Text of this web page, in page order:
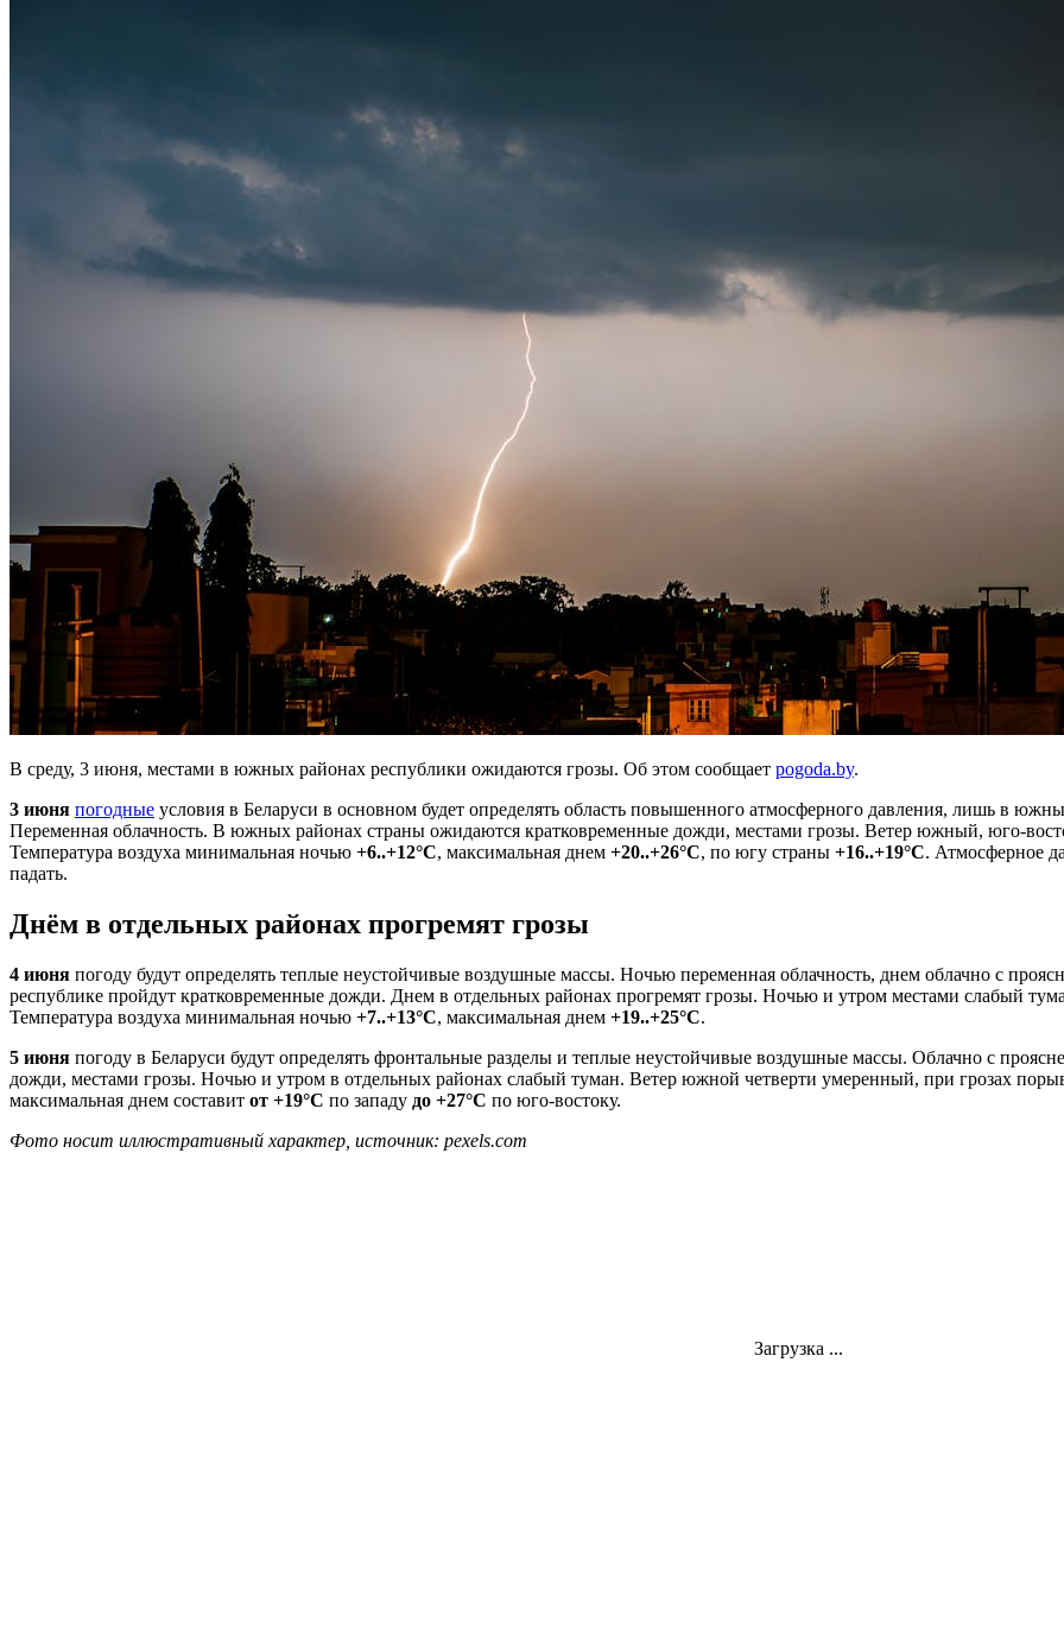
В среду, 3 июня, местами в южных районах республики ожидаются грозы. Об этом сообщает pogoda.by.
3 июня погодные условия в Беларуси в основном будет определять область повышенного атмосферного давления, лишь в
Переменная облачность. В южных районах страны ожидаются кратковременные дожди, местами грозы. Ветер южный, юго-
Температура воздуха минимальная ночью +6..+12°С, максимальная днем +20..+26°С, по югу страны +16..+19°С. Атмосферное
падать.
Днём в отдельных районах прогремят грозы
4 июня погоду будут определять теплые неустойчивые воздушные массы. Ночью переменная облачность, днем облачно с
республике пройдут кратковременные дожди. Днем в отдельных районах прогремят грозы. Ночью и утром местами слабый
Температура воздуха минимальная ночью +7..+13°С, максимальная днем +19..+25°С.
5 июня погоду в Беларуси будут определять фронтальные разделы и теплые неустойчивые воздушные массы. Облачно с
дожди, местами грозы. Ночью и утром в отдельных районах слабый туман. Ветер южной четверти умеренный, при грозах
максимальная днем составит от +19°С по западу до +27°С по юго-востоку.
Фото носит иллюстративный характер, источник: pexels.com
Загрузка ...